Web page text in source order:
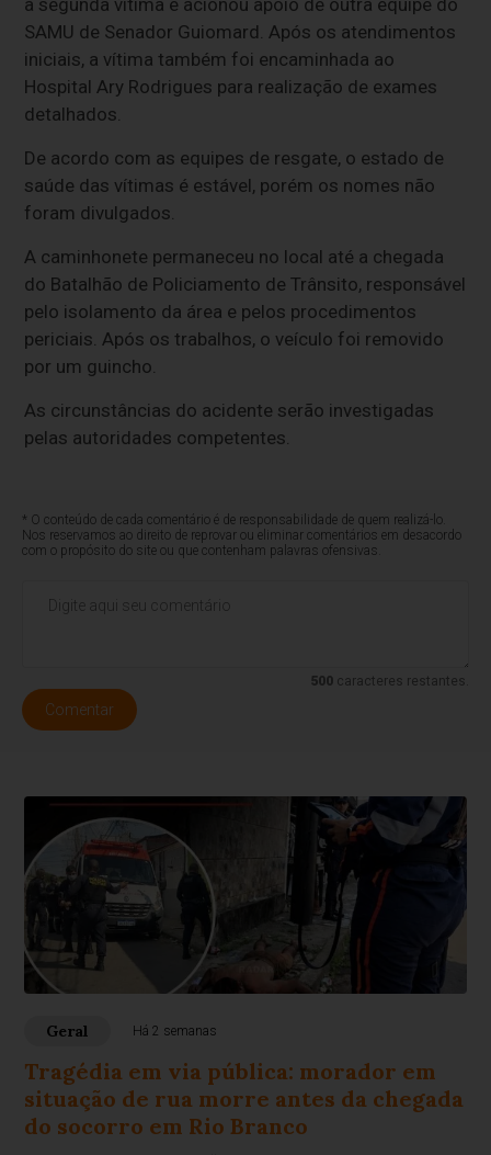
SAMU de Senador Guiomard. Após os atendimentos
iniciais, a vítima também foi encaminhada ao
Hospital Ary Rodrigues para realização de exames
detalhados.
De acordo com as equipes de resgate, o estado de
saúde das vítimas é estável, porém os nomes não
foram divulgados.
A caminhonete permaneceu no local até a chegada
do Batalhão de Policiamento de Trânsito, responsável
pelo isolamento da área e pelos procedimentos
periciais. Após os trabalhos, o veículo foi removido
por um guincho.
As circunstâncias do acidente serão investigadas
pelas autoridades competentes.
* O conteúdo de cada comentário é de responsabilidade de quem realizá-lo.
Nos reservamos ao direito de reprovar ou eliminar comentários em desacordo
com o propósito do site ou que contenham palavras ofensivas.
500caracteres restantes.
Comentar
Geral Há 2 semanas
Tragédia em via pública: morador em
situação de rua morre antes da chegada
do socorro em Rio Branco